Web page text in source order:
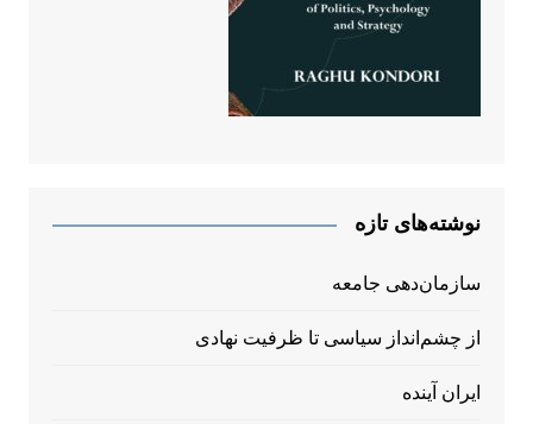
نوشته‌های تازه
سازمان‌دهی جامعه
از چشم‌انداز سیاسی تا ظرفیت نهادی
ایران آینده